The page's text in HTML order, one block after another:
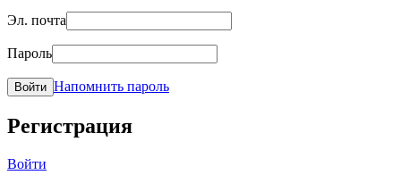
Эл. почта
Пароль
Войти Напомнить пароль
Регистрация
Войти